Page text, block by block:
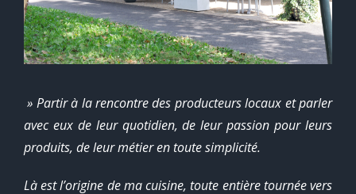
» Partir à la rencontre des producteurs locaux et parler
avec eux de leur quotidien, de leur passion pour leurs
produits, de leur métier en toute simplicité.
Là est l’origine de ma cuisine, toute entière tournée vers